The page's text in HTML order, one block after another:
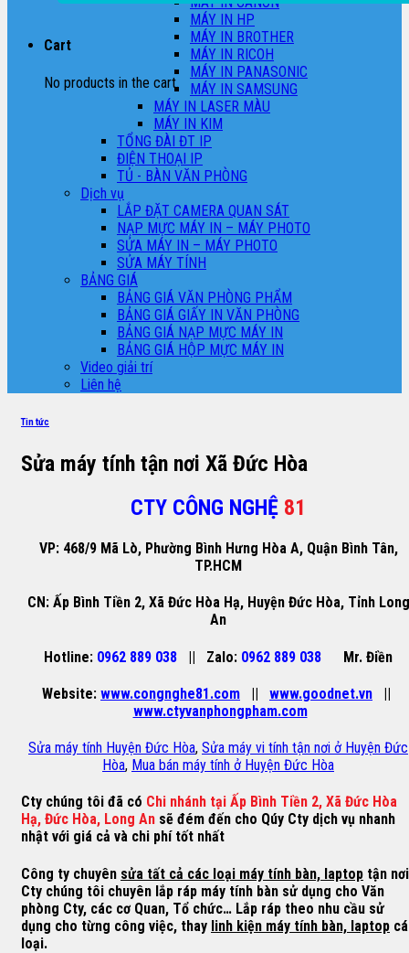
Cart
No products in the cart.
MÁY IN HP
MÁY IN BROTHER
MÁY IN RICOH
MÁY IN PANASONIC
MÁY IN SAMSUNG
MÁY IN LASER MÀU
MÁY IN KIM
TỔNG ĐÀI ĐT IP
ĐIỆN THOẠI IP
TỦ - BÀN VĂN PHÒNG
Dịch vụ
LẮP ĐẶT CAMERA QUAN SÁT
NẠP MỰC MÁY IN – MÁY PHOTO
SỬA MÁY IN – MÁY PHOTO
SỬA MÁY TÍNH
BẢNG GIÁ
BẢNG GIÁ VĂN PHÒNG PHẨM
BẢNG GIÁ GIẤY IN VĂN PHÒNG
BẢNG GIÁ NẠP MỰC MÁY IN
BẢNG GIÁ HỘP MỰC MÁY IN
Video giải trí
Liên hệ
Tin tức
Sửa máy tính tận nơi Xã Đức Hòa
CTY CÔNG NGHỆ 81
VP: 468/9 Mã Lò, Phường Bình Hưng Hòa A, Quận Bình Tân,
TP.HCM
CN: Ấp Bình Tiền 2, Xã Đức Hòa Hạ, Huyện Đức Hòa, Tỉnh Long
An
Hotline: 0962 889 038 || Zalo: 0962 889 038 Mr. Điền
Website: www.congnghe81.com || www.goodnet.vn ||
www.ctyvanphongpham.com
Sửa máy tính Huyện Đức Hòa, Sửa máy vi tính tận nơi ở Huyện Đức
Hòa, Mua bán máy tính ở Huyện Đức Hòa
Cty chúng tôi đã có Chi nhánh tại Ấp Bình Tiền 2, Xã Đức Hòa
Hạ, Đức Hòa, Long An sẽ đém đến cho Qúy Cty dịch vụ nhanh
nhật với giá cả và chi phí tốt nhất
Công ty chuyên sửa tất cả các loại máy tính bàn, laptop tận
Cty chúng tôi chuyên lắp ráp máy tính bàn sử dụng cho Văn
phòng Cty, các cơ Quan, Tổ chức… Lắp ráp theo nhu cầu sử
dụng cho từng công việc, thay linh kiện máy tính bàn, laptop
loại.